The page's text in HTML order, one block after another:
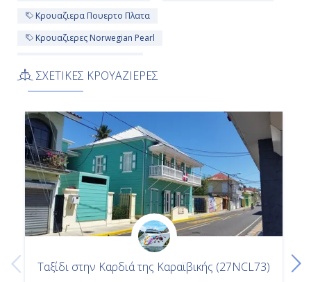
Κρουαζιερα Πουερτο Πλατα
Κρουαζιερες Norwegian Pearl
Κρουαζιερα Αμερικανικες Παρθενοι Νησοι
Κρουαζιερα Βρετανικες Παρθενοι Νησοι
Κρουαζιερα Φιλαδελφεια - Πενσιλβανια
Κρουαζιερες Η Π Α
Κρουαζιερες Αμερικανικες Παρθενοι Νησοι
Κρουαζιερα Norwegian Cruise Line
ΣΧΕΤΙΚΕΣ ΚΡΟΥΑΖΙΕΡΕΣ
Ταξίδι στην Καρδιά της Καραϊβικής (27NCL73)